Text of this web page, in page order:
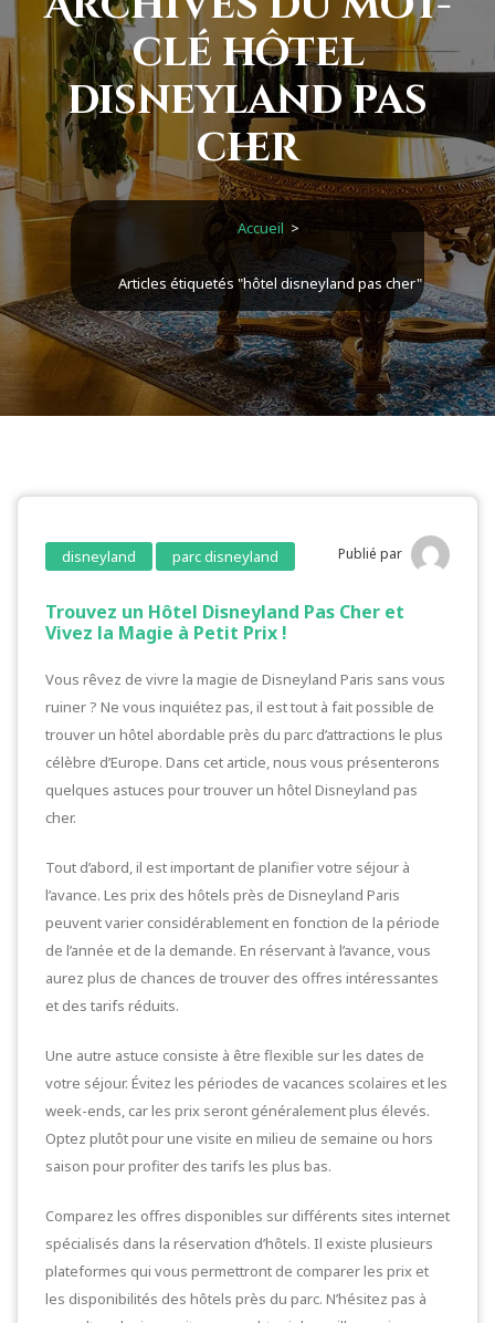
clé hôtel
disneyland pas
cher
Accueil >
Articles étiquetés "hôtel disneyland pas cher"
disneyland parc disneyland Publié par
Trouvez un Hôtel Disneyland Pas Cher et
Vivez la Magie à Petit Prix !
Vous rêvez de vivre la magie de Disneyland Paris sans vous
ruiner ? Ne vous inquiétez pas, il est tout à fait possible de
trouver un hôtel abordable près du parc d’attractions le plus
célèbre d’Europe. Dans cet article, nous vous présenterons
quelques astuces pour trouver un hôtel Disneyland pas
cher.
Tout d’abord, il est important de planifier votre séjour à
l’avance. Les prix des hôtels près de Disneyland Paris
peuvent varier considérablement en fonction de la période
de l’année et de la demande. En réservant à l’avance, vous
aurez plus de chances de trouver des offres intéressantes
et des tarifs réduits.
Une autre astuce consiste à être flexible sur les dates de
votre séjour. Évitez les périodes de vacances scolaires et les
week-ends, car les prix seront généralement plus élevés.
Optez plutôt pour une visite en milieu de semaine ou hors
saison pour profiter des tarifs les plus bas.
Comparez les offres disponibles sur différents sites internet
spécialisés dans la réservation d’hôtels. Il existe plusieurs
plateformes qui vous permettront de comparer les prix et
les disponibilités des hôtels près du parc. N’hésitez pas à